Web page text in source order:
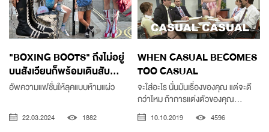
"BOXING BOOTS" ถึงไม่อยู่
บนสังเวียนก็พร้อมเดินสับ...
อัพความแฟชั่นให้ลุคแบบห้ามแผ่ว
22.03.2024 1882
WHEN CASUAL BECOMES
TOO CASUAL
จะใส่อะไร นั่นมันเรื่องของคุณ แต่จะดี
กว่าไหม ถ้าการแต่งตัวของคุณ...
10.10.2019 4596